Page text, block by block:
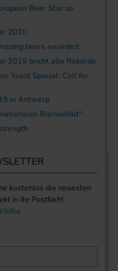
Beer Star so
2020
beers awarded
2019 bricht alle Rekorde
Yeast Special: Call for
in Antwerp
Biervielfalt“
kostenlos die neuesten
in Ihr Postfach!
Infos